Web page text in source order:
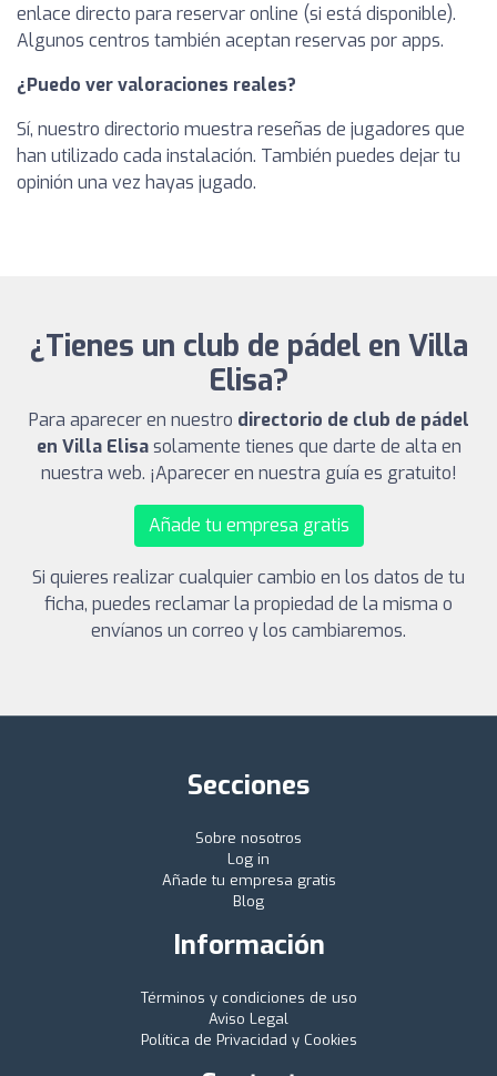
enlace directo para reservar online (si está disponible).
Algunos centros también aceptan reservas por apps.
¿Puedo ver valoraciones reales?
Sí, nuestro directorio muestra reseñas de jugadores que
han utilizado cada instalación. También puedes dejar tu
opinión una vez hayas jugado.
¿Tienes un club de pádel en Villa
Elisa?
Para aparecer en nuestro directorio de club de pádel
en Villa Elisasolamente tienes que darte de alta en
nuestra web. ¡Aparecer en nuestra guía es gratuito!
Añade tu empresa gratis
Si quieres realizar cualquier cambio en los datos de tu
ficha, puedes reclamar la propiedad de la misma o
envíanos un correo y los cambiaremos.
Secciones
Sobre nosotros
Log in
Añade tu empresa gratis
Blog
Información
Términos y condiciones de uso
Aviso Legal
Política de Privacidad y Cookies